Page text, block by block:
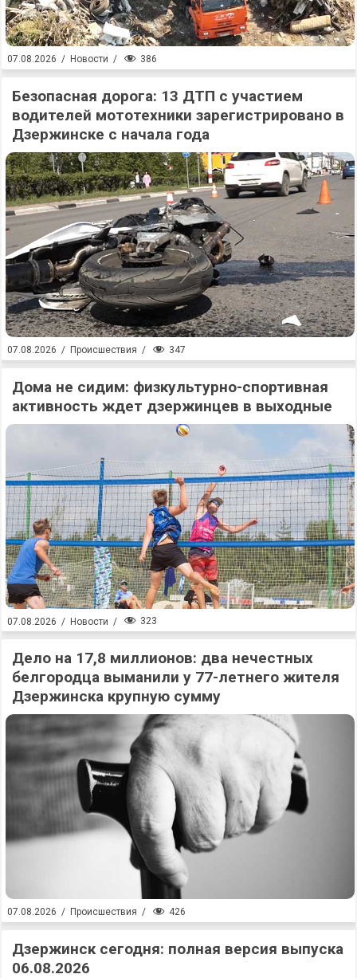
07.08.2026 / Новости / 386
Безопасная дорога: 13 ДТП с участием
водителей мототехники зарегистрировано в
Дзержинске с начала года
07.08.2026 / Происшествия / 347
Дома не сидим: физкультурно-спортивная
активность ждет дзержинцев в выходные
07.08.2026 / Новости / 323
Дело на 17,8 миллионов: два нечестных
белгородца выманили у 77-летнего жителя
Дзержинска крупную сумму
07.08.2026 / Происшествия / 426
Дзержинск сегодня: полная версия выпуска
06.08.2026